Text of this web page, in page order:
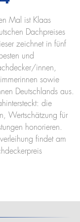
Anhängerkrane
K280
K300 E
K21-30
K350 E
K400
Bauaufzüge
HV 26/6 KA
Möbelaufzüge
Toplight 25
Bigmover
Hubarbeitsbühnen
- Ascheberg
- Niederlassungen
Jobs und Karriere
Mal ist Klaas
Dachpreises
zeichnet in fünf
und
innen,
sowie
Deutschlands aus.
die
Wertschätzung für
honorieren.
findet am